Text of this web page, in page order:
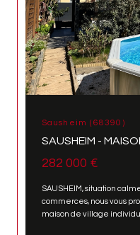
Sausheim (68390)
SAUSHEIM -
282 000 €
SAUSHEIM, situation
commerces, nous vous
maison de village